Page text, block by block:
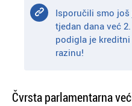
Isporučili smo
tjedan dana već
podigla je
razinu!
Čvrsta parlamentarna